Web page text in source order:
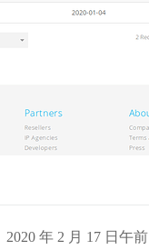
2020 年 2 月 17 日午